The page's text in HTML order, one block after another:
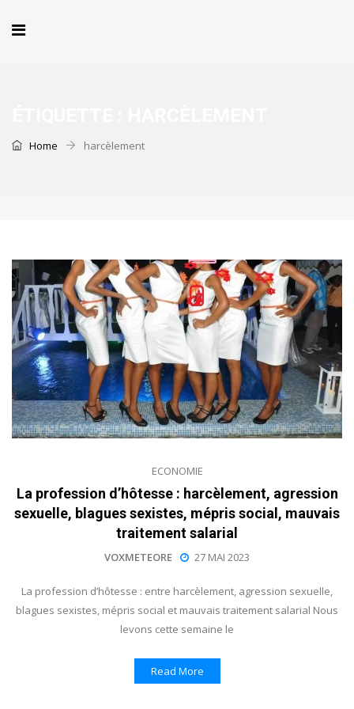
Home harcèlement
ECONOMIE
La profession d’hôtesse : harcèlement, agression
sexuelle, blagues sexistes, mépris social, mauvais
traitement salarial
VOXMETEORE 27 MAI 2023
La profession d’hôtesse : entre harcèlement, agression sexuelle,
blagues sexistes, mépris social et mauvais traitement salarial Nous
levons cette semaine le
Read More